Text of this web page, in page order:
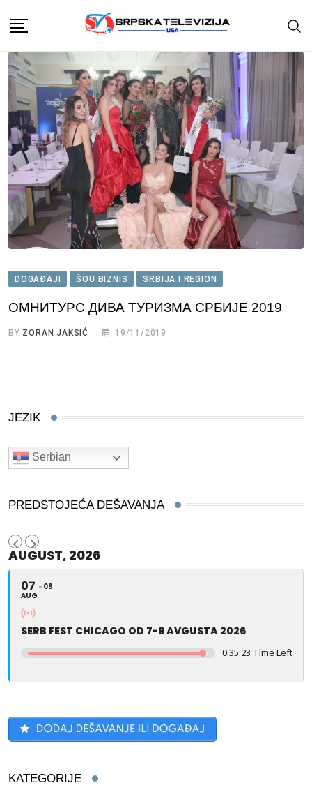
content
DOGAĐAJI ŠOU BIZNIS SRBIJA I REGION
ОМНИТУРС ДИВА ТУРИЗМА СРБИЈЕ 2019
BY ZORAN JAKSIĆ 19/11/2019
JEZIK
Serbian
PREDSTOJEĆA DEŠAVANJA
AUGUST, 2026
07
AUG
09
SERB FEST CHICAGO OD 7-9 AVGUSTA 2026
0:35:23 Time Left
KATEGORIJE